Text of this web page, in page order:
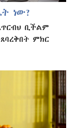
ነው?
ቢችልም
ምክር